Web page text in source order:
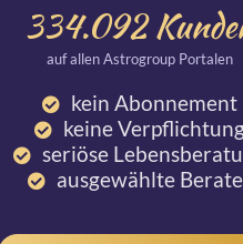
334.092
auf allen Astrogroup Portalen
kein Abonnement
keine
seriöse
ausgewählte